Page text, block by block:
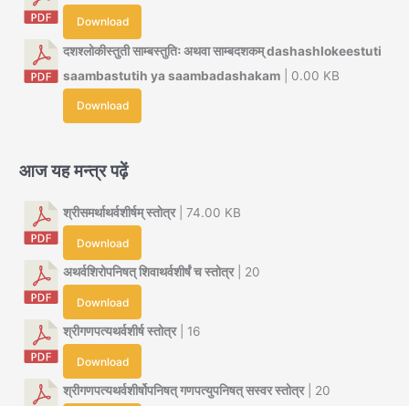
Download
दशश्लोकीस्तुती साम्बस्तुतिः अथवा साम्बदशकम् dashashlokeestuti
saambastutih ya saambadashakam | 0.00 KB
Download
आज यह मन्त्र पढ़ें
श्रीसमर्थाथर्वशीर्षम् स्तोत्र| 74.00 KB
Download
अथर्वशिरोपनिषत् शिवाथर्वशीर्षं च स्तोत्र| 20
Download
श्रीगणपत्यथर्वशीर्ष स्तोत्र| 16
Download
श्रीगणपत्यथर्वशीर्षोपनिषत् गणपत्युपनिषत् सस्वर स्तोत्र| 20